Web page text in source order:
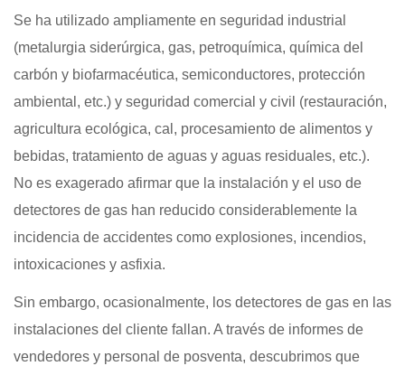
Se ha utilizado ampliamente en seguridad industrial
(metalurgia siderúrgica, gas, petroquímica, química del
carbón y biofarmacéutica, semiconductores, protección
ambiental, etc.) y seguridad comercial y civil (restauración,
agricultura ecológica, cal, procesamiento de alimentos y
bebidas, tratamiento de aguas y aguas residuales, etc.).
No es exagerado afirmar que la instalación y el uso de
detectores de gas han reducido considerablemente la
incidencia de accidentes como explosiones, incendios,
intoxicaciones y asfixia.
Sin embargo, ocasionalmente, los detectores de gas en las
instalaciones del cliente fallan. A través de informes de
vendedores y personal de posventa, descubrimos que